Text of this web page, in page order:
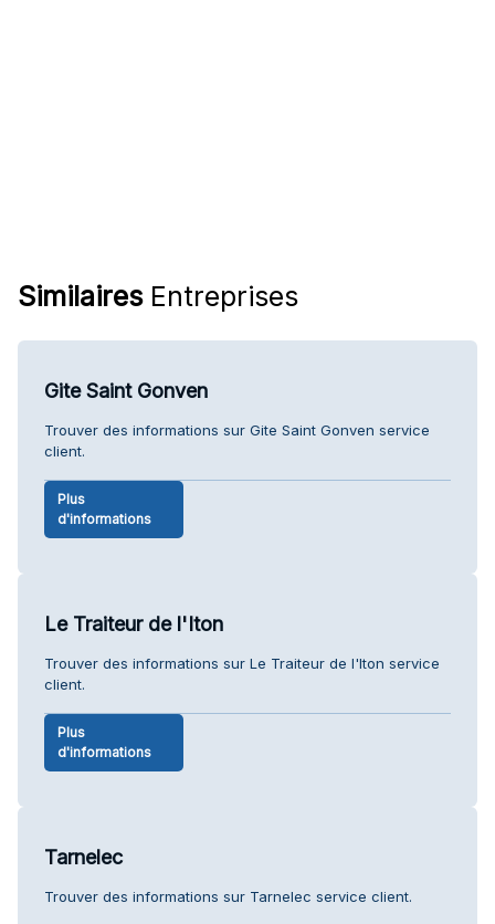
SimilairesEntreprises
Gite Saint Gonven
Trouver des informations sur Gite Saint Gonven service
client.
Plus
d'informations
Le Traiteur de l'Iton
Trouver des informations sur Le Traiteur de l'Iton service
client.
Plus
d'informations
Tarnelec
Trouver des informations sur Tarnelec service client.